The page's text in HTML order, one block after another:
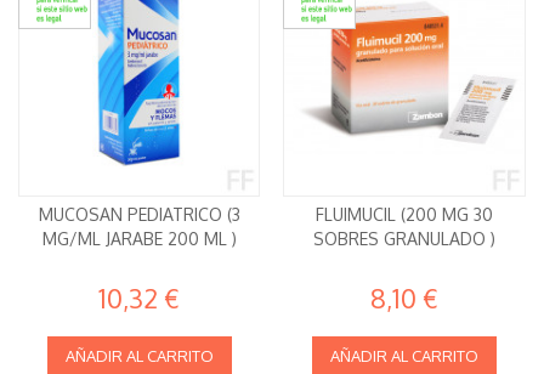
MUCOSAN PEDIATRICO (3
MG/ML JARABE 200 ML )
10,32 €
AÑADIR AL CARRITO
FLUIMUCIL (200 MG 30
SOBRES GRANULADO )
8,10 €
AÑADIR AL CARRITO